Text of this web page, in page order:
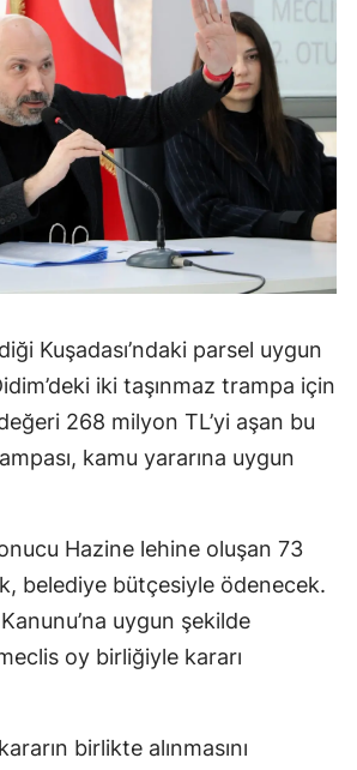
Kuşadası’ndaki parsel uygun
iki taşınmaz trampa için
268 milyon TL’yi aşan bu
kamu yararına uygun
Hazine lehine oluşan 73
belediye bütçesiyle ödenecek.
uygun şekilde
oy birliğiyle kararı
birlikte alınmasını